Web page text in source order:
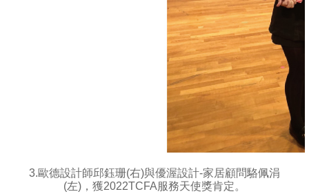
3.歐德設計師邱鈺珊(右)與優渥設計-家居顧問駱佩涓
(左)，獲2022TCFA服務天使獎肯定。